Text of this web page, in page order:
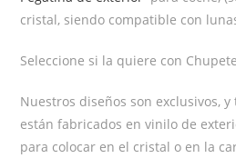
cristal, siendo compatible con
Seleccione si la quiere con
Nuestros diseños son exclusivos,
están fabricados en vinilo de
para colocar en el cristal o en la